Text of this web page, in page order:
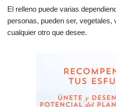
El relleno puede varias
personas, pueden ser,
cualquier otro que desee.